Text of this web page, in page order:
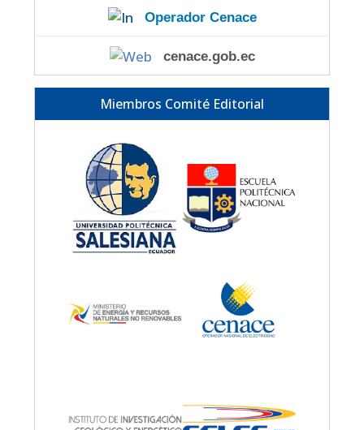
Operador Cenace
cenace.gob.ec
Miembros Comité Editorial